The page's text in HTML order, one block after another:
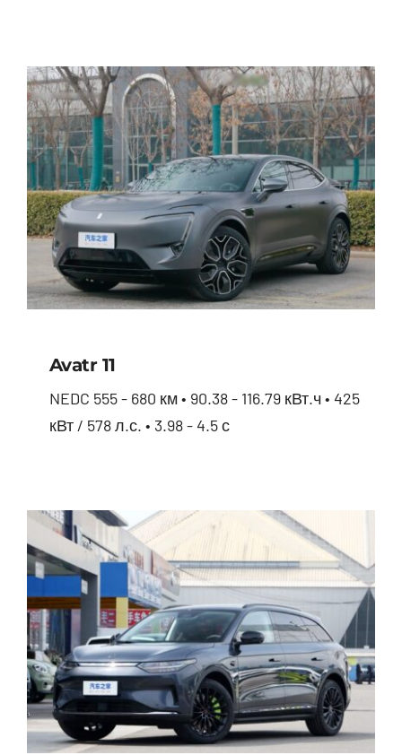
Avatr 11
NEDC 555 - 680 км • 90.38 - 116.79 кВт.ч • 425
кВт / 578 л.с. • 3.98 - 4.5 с